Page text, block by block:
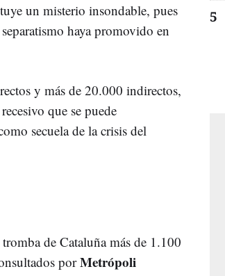
un misterio insondable, pues
haya promovido en
y más de 20.000 indirectos,
que se puede
secuela de la crisis del
de Cataluña más de 1.100
porMetrópoli